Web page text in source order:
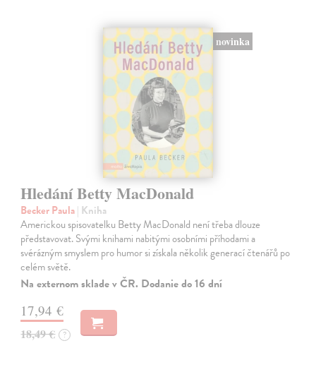
novinka
Hledání Betty MacDonald
Becker Paula| Kniha
Americkou spisovatelku Betty MacDonald není třeba dlouze
představovat. Svými knihami nabitými osobními příhodami a
svérázným smyslem pro humor si získala několik generací čtenářů po
celém světě.
Na externom sklade v ČR. Dodanie do 16 dní
17,94 €
18,49 € ?